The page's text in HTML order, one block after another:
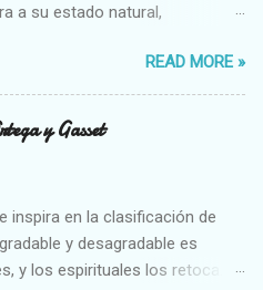
a su estado natural,
READ MORE »
y Gasset
inspira en la clasificación de
y desagradable es
y los espirituales los retoca.